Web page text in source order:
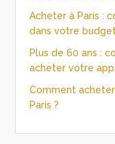
Acheter à Paris :
dans votre
Plus de 60 ans :
acheter votre
Comment
Paris ?